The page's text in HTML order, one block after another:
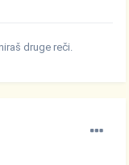
druge reči.